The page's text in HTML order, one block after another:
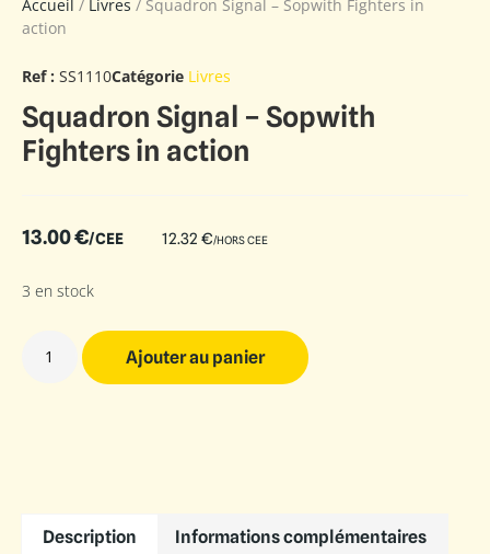
Accueil / Livres / Squadron Signal – Sopwith Fighters in
action
Ref : SS1110Catégorie Livres
Squadron Signal – Sopwith
Fighters in action
13.00€/CEE 12.32 €/HORS CEE
3 en stock
Ajouter au panier
Description Informations complémentaires